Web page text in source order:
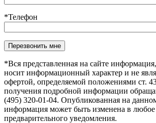
*Телефон
Оставьте это поле пустым.
*Вся представленная на сайте
носит информационный характер и не
офертой, определяемой положениями ст.
получения подробной информации
(495) 320-01-04. Опубликованная на
информация может быть изменена в любое
предварительного уведомления.